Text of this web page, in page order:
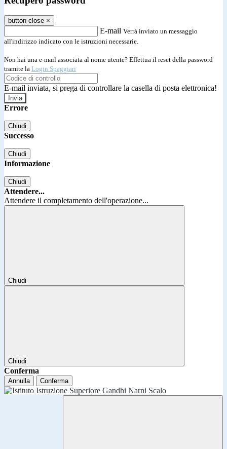
button close ×
E-mail Verrà inviato un messaggio
all'indirizzo indicato con le istruzioni necessarie.
Non hai una e-mail associata al nome utente? Effettua il reset della password
tramite la Login Spaggiari
E-mail inviata, si prega di controllare la casella di posta elettronica!
Errore
Chiudi
Successo
Chiudi
Informazione
Chiudi
Attendere...
Attendere il completamento dell'operazione...
Chiudi
Chiudi
Conferma
Annulla Conferma